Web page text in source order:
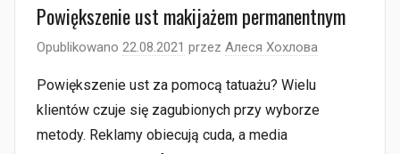
Powiększenie ust makijażem permanentnym
Opublikowano 22.08.2021 przez Алеся Хохлова
Powiększenie ust za pomocą tatuażu? Wielu
klientów czuje się zagubionych przy wyborze
metody. Reklamy obiecują cuda, a media